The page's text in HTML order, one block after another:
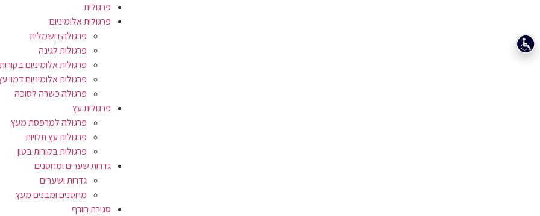
פרגולות
פרגולות אלומיניום
פרגולה חשמלית
פרגולות לגינה
פרגולות אלומיניום
פרגולות אלומיניום דמוי
פרגולה כשרה לסוכה
פרגולות עץ
פרגולה למרפסת מעץ
פרגולות עץ תלויות
פרגולות בקורות בטון
גדרות שערים ומחסנים
גדרות ושערים
מחסנים ומבנים מעץ
סגירת חורף